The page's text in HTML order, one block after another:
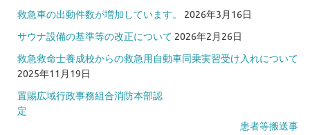
救急車の出動件数が増加しています。
2026年3月16日
サウナ設備の基準等の改正について 2026年2月26日
救急救命士養成校からの救急用自動車同乗実習受け入れについて
2025年11月19日
置賜広域行政事務組合消防本部認
定
患者等搬送事